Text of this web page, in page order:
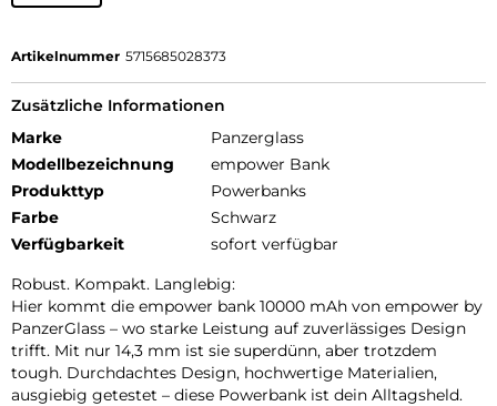
Artikelnummer 5715685028373
Zusätzliche Informationen
Marke
Panzerglass
Modellbezeichnung
empower Bank
Produkttyp
Powerbanks
Farbe
Schwarz
Verfügbarkeit
sofort verfügbar
Robust. Kompakt. Langlebig:
Hier kommt die empower bank 10000 mAh von empower by
PanzerGlass – wo starke Leistung auf zuverlässiges Design
trifft. Mit nur 14,3 mm ist sie superdünn, aber trotzdem
tough. Durchdachtes Design, hochwertige Materialien,
ausgiebig getestet – diese Powerbank ist dein Alltagsheld.